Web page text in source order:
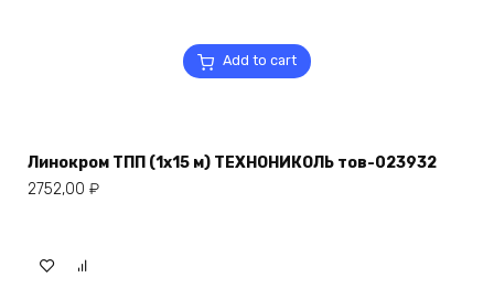
Add to cart
Линокром ТПП (1х15 м) ТЕХНОНИКОЛЬ тов-023932
2752,00 ₽